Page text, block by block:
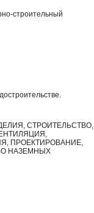
строительный
СТРОИТЕЛЬСТВО,
ПРОЕКТИРОВАНИЕ,
НАЗЕМНЫХ